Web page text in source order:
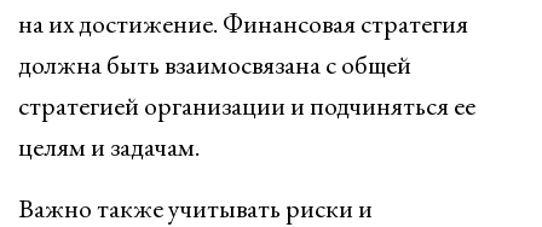
на их достижение. Финансовая стратегия
должна быть взаимосвязана с общей
стратегией организации и подчиняться ее
целям и задачам.
Важно также учитывать риски и